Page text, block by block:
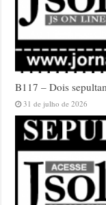
B117 – Dois
31 de julho de 2026